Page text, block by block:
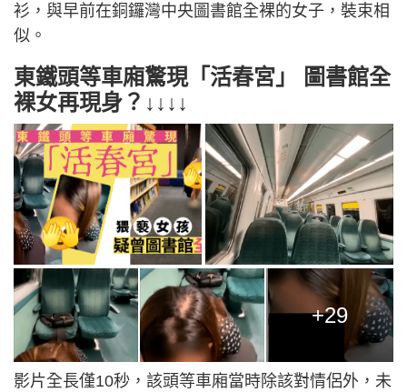
衫，與早前在銅鑼灣中央圖書館全裸的女子，裝束相
似。
東鐵頭等車廂驚現「活春宮」 圖書館全
裸女再現身？↓↓↓↓
+29
影片全長僅10秒，該頭等車廂當時除該對情侶外，未